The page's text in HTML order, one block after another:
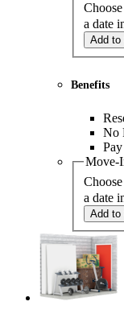
a date
Add to
Benefits
No
Move-
a date
Add to